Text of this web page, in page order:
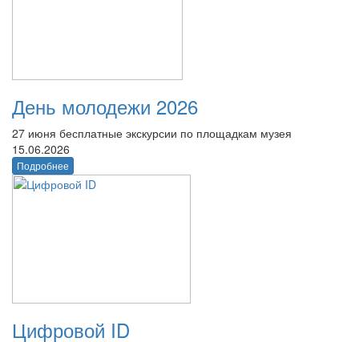
День молодежи 2026
27 июня бесплатные экскурсии по площадкам музея
15.06.2026
Подробнее
Цифровой ID